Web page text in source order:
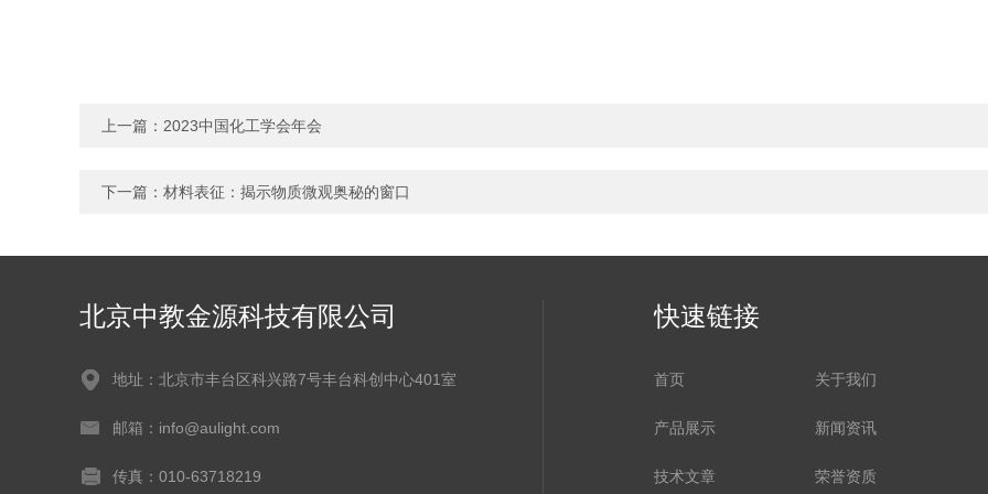
上一篇： 2023中国化工学会年会
下一篇： 材料表征：揭示物质微观奥秘的窗口
北京中教金源科技有限公司
地址：北京市丰台区科兴路7号丰台科创中心401室
邮箱：info@aulight.com
传真：010-63718219
快速链接
首页 关于我们
产品展示 新闻资讯
技术文章 荣誉资质